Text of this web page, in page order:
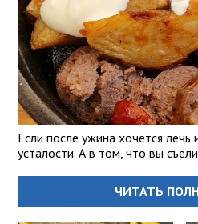
Если после ужина хочется лечь
усталости. А в том, что вы
ЧИТАТЬ